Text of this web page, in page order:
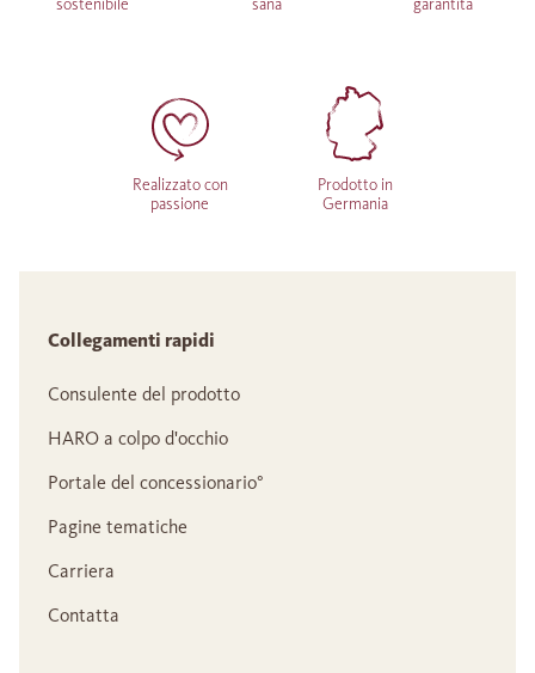
Realizzato con
passione
Prodotto in
Germania
Collegamenti rapidi
Consulente del prodotto
HARO a colpo d'occhio
Portale del concessionario°
Pagine tematiche
Carriera
Contatta